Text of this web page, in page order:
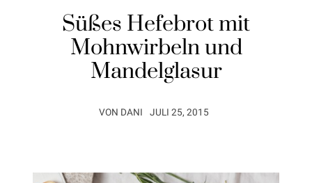
Süßes Hefebrot mit
Mohnwirbeln und
Mandelglasur
VON DANI JULI 25, 2015